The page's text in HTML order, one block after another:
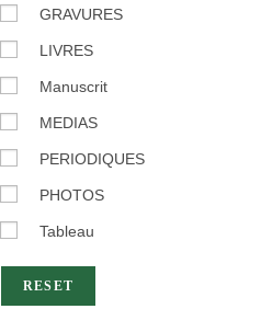
GRAVURES
LIVRES
Manuscrit
MEDIAS
PERIODIQUES
PHOTOS
Tableau
RESET